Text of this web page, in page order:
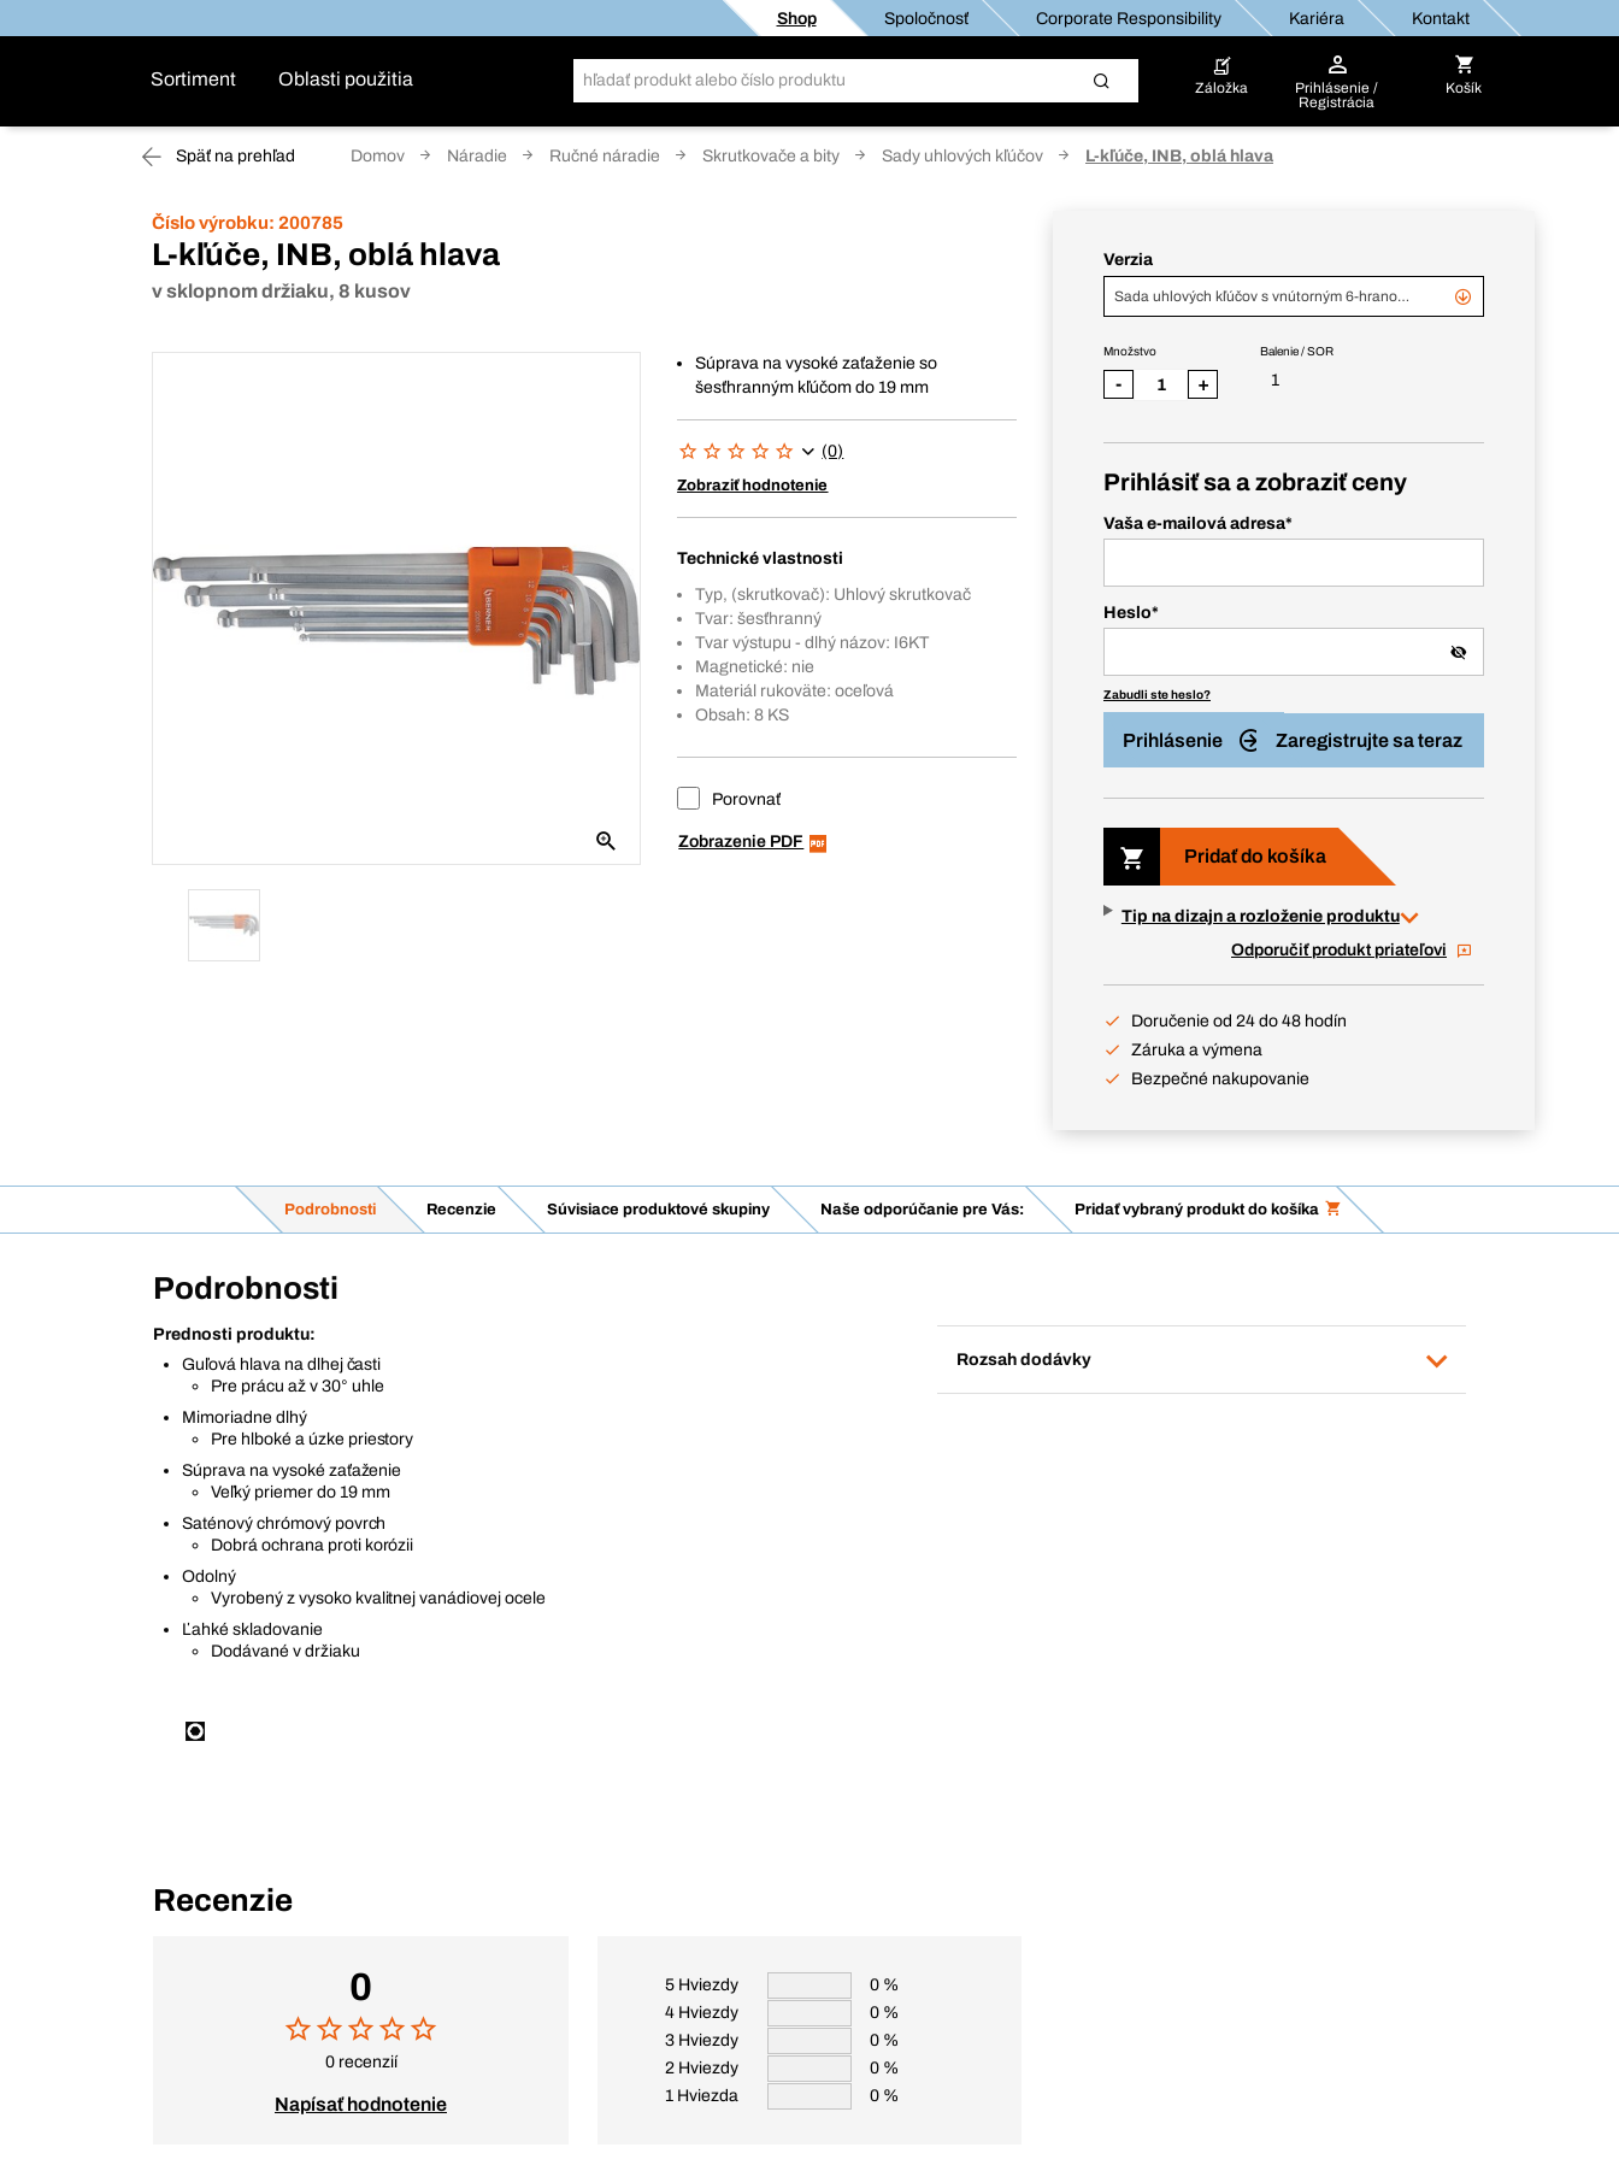
Shop Spoločnosť Corporate Responsibility Kariéra Kontakt
Sortiment Oblasti použitia Záložka
Prihlásenie /
Registrácia
Košík
Späť na prehľad Domov Náradie Ručné náradie Skrutkovače a bity Sady uhlových kľúčov L-kľúče, INB, oblá hlava
Číslo výrobku: 200785
L-kľúče, INB, oblá hlava
v sklopnom držiaku, 8 kusov
Súprava na vysoké zaťaženie so
šesťhranným kľúčom do 19 mm
(0)
Zobraziť hodnotenie
Technické vlastnosti
Typ, (skrutkovač): Uhlový skrutkovač
Tvar: šesťhranný
Tvar výstupu - dlhý názov: I6KT
Magnetické: nie
Materiál rukoväte: oceľová
Obsah: 8 KS
Porovnať
Zobrazenie PDF
Verzia
Sada uhlových kľúčov s vnútorným 6-hranom a guľovou hlavou
Balenie / SOR
1
Množstvo
- +
Prihlásiť sa a zobraziť ceny
Vaša e-mailová adresa*
Heslo*
Zabudli ste heslo?
Prihlásenie Zaregistrujte sa teraz
Pridať do košíka
Tip na dizajn a rozloženie produktu
Odporučiť produkt priateľovi
Doručenie od 24 do 48 hodín
Záruka a výmena
Bezpečné nakupovanie
Podrobnosti Recenzie Súvisiace produktové skupiny Naše odporúčanie pre Vás: Pridať vybraný produkt do košíka
Podrobnosti
Prednosti produktu:
Guľová hlava na dlhej časti
Pre prácu až v 30° uhle
Mimoriadne dlhý
Pre hlboké a úzke priestory
Súprava na vysoké zaťaženie
Veľký priemer do 19 mm
Saténový chrómový povrch
Dobrá ochrana proti korózii
Odolný
Vyrobený z vysoko kvalitnej vanádiovej ocele
Ľahké skladovanie
Dodávané v držiaku
Rozsah dodávky
Recenzie
0
0 recenzií
Napísať hodnotenie
5 Hviezdy
0 %
4 Hviezdy
0 %
3 Hviezdy
0 %
2 Hviezdy
0 %
1 Hviezda
0 %